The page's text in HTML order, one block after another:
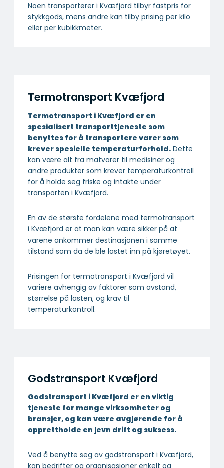
Noen transportører i Kvæfjord tilbyr fastpris for
stykkgods, mens andre kan tilby prising per kilo
eller per kubikkmeter.
Termotransport Kvæfjord
Termotransport i Kvæfjord er en
spesialisert transport­tjeneste som
benyttes for å transportere varer som
krever spesielle temperatur­forhold. Dette
kan være alt fra matvarer til medisiner og
andre produkter som krever temperaturkontroll
for å holde seg friske og intakte under
transporten i Kvæfjord.
En av de største fordelene med termotransport
i Kvæfjord er at man kan være sikker på at
varene ankommer destinasjonen i samme
tilstand som da de ble lastet inn på kjøretøyet.
Prisingen for termotransport i Kvæfjord vil
variere avhengig av faktorer som avstand,
størrelse på lasten, og krav til
temperaturkontroll.
Godstransport Kvæfjord
Godstransport i Kvæfjord er en viktig
tjeneste for mange virksomheter og
bransjer, og kan være avgjørende for å
opprettholde en jevn drift og suksess.
Ved å benytte seg av godstransport i Kvæfjord,